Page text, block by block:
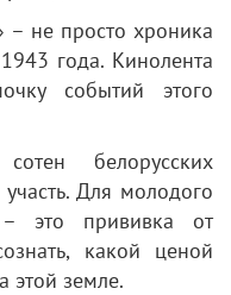
не просто хроника
года. Кинолента
событий этого
белорусских
Для молодого
это прививка от
какой ценой
этой земле.